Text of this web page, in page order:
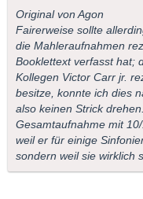
Original von Agon
Fairerweise sollte
die Mahleraufnahmen
Booklettext verfasst hat;
Kollegen Victor Carr jr.
besitze, konnte ich dies
also keinen Strick
Gesamtaufnahme mit
weil er für einige
sondern weil sie wirklich